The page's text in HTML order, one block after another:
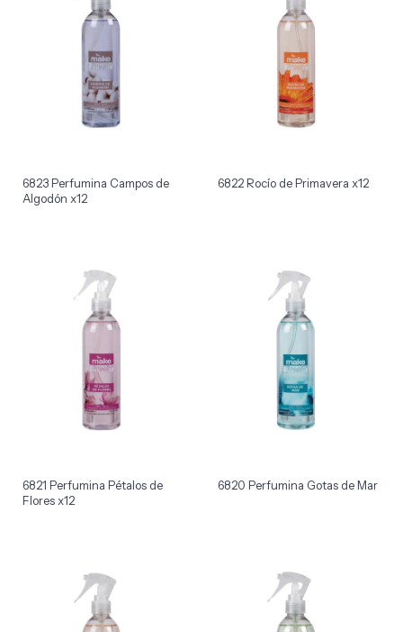
6823 Perfumina Campos de
Algodón x12
6822 Rocío de Primavera x12
6821 Perfumina Pétalos de
Flores x12
6820 Perfumina Gotas de Mar